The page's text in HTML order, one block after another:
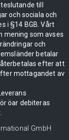
till
och sociala och
i §14 BGB. Vårt
mening som avses
och
betalar
återbetalas efter att
mottagandet av
öar debiteras
GmbH